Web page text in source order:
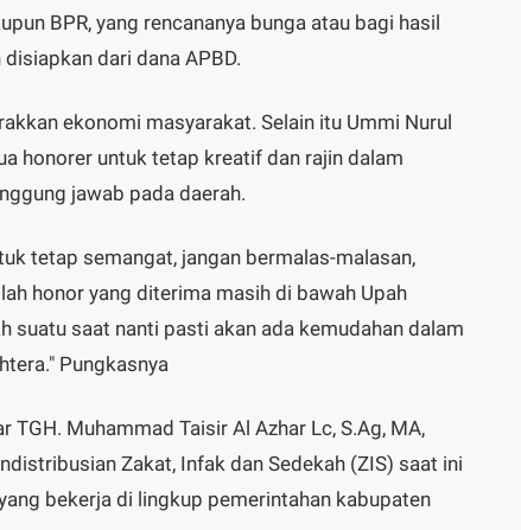
BPR, yang rencananya bunga atau bagi hasil
dari dana APBD.
ekonomi masyarakat. Selain itu Ummi Nurul
honorer untuk tetap kreatif dan rajin dalam
jawab pada daerah.
tetap semangat, jangan bermalas-malasan,
honor yang diterima masih di bawah Upah
suatu saat nanti pasti akan ada kemudahan dalam
Pungkasnya
TGH. Muhammad Taisir Al Azhar Lc, S.Ag, MA,
Zakat, Infak dan Sedekah (ZIS) saat ini
bekerja di lingkup pemerintahan kabupaten